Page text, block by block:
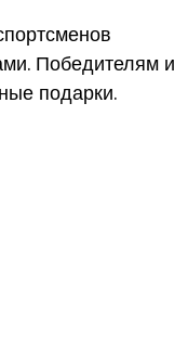
Победителям и
подарки.